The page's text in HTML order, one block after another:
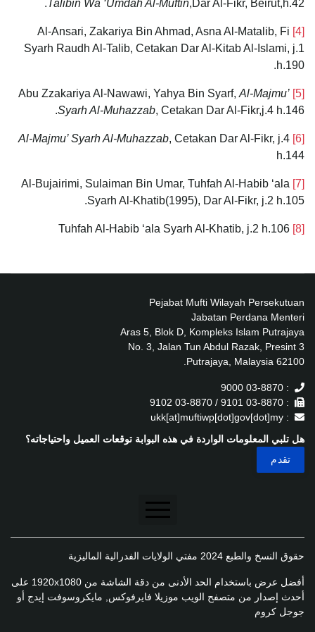
Talibin Wa ‘Umdah Al-Muftin,Dar Al-Fikr, Beirut,h.42.
[4]
Al-Ansari, Zakariya Bin Ahmad, Asna Al-Matalib, Fi
Syarh Raudh Al-Talib, Cetakan Dar Al-Kitab Al-Islami, j.1
h.190.
[5]
Al-Majmu’
Syarh Al-Muhazzab, Cetakan Dar Al-Fikr,j.4 h.146.
[6]
Al-Majmu’ Syarh Al-Muhazzab, Cetakan Dar Al-Fikr, j.4
h.144
[7]
Al-Bujairimi, Sulaiman Bin Umar, Tuhfah Al-Habib ‘ala
Syarh Al-Khatib(1995), Dar Al-Fikr, j.2 h.105.
[8]
Pejabat Mufti Wilayah Persekutuan
Jabatan Perdana Menteri
Aras 5, Blok D, Kompleks Islam Putrajaya
No. 3, Jalan Tun Abdul Razak, Presint 3
62100 Putrajaya, Malaysia.
: 03-8870 9000
: 03-8870 9101 / 03-8870 9102
: ukk[at]muftiwp[dot]gov[dot]my
هل تلبي المعلومات الواردة في هذه البوابة توقعات العميل واحتياجاته؟
تنصل
سياسة الخصوصية
سياسة الخصوصية
سياسة تطبيق الخصوصية
حقوق النسخ والطبع 2024 مفتي الولايات الفدرالية الماليزية
أفضل عرض باستخدام الحد الأدنى من دقة الشاشة من 1920x1080 على
أحدث إصدار من متصفح الويب موزيلا فايرفوكس, مايكروسوفت إيدج أو
جوجل كروم